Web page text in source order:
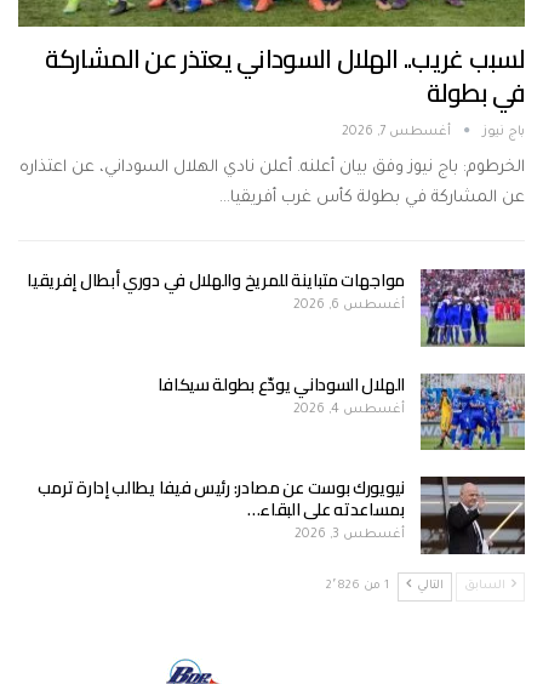
لسبب غريب.. الهلال السوداني يعتذر عن المشاركة
في بطولة
باج نيوز أغسطس 7, 2026
الخرطوم: باج نيوز وفق بيان أعلنه. أعلن نادي الهلال السوداني، عن اعتذاره
عن المشاركة في بطولة كأس غرب أفريقيا…
مواجهات متباينة للمريخ والهلال في دوري أبطال إفريقيا
أغسطس 6, 2026
الهلال السوداني يودّع بطولة سيكافا
أغسطس 4, 2026
نيويورك بوست عن مصادر: رئيس فيفا يطالب إدارة ترمب
بمساعدته على البقاء…
أغسطس 3, 2026
السابق التالي 1 من 2٬826